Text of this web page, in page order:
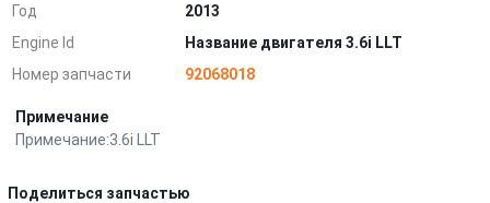
Год
2013
Engine Id
Название двигателя 3.6i LLT
Номер запчасти
92068018
Примечание
Примечание:3.6i LLT
Поделиться запчастью